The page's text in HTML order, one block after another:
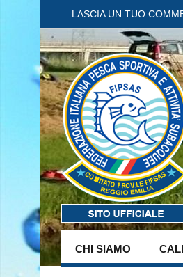
LASCIA UN TUO
CHI SIAMO